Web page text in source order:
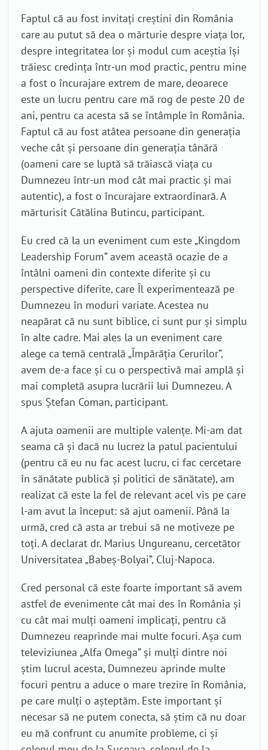
Faptul că au fost invitați creștini din România
care au putut să dea o mărturie despre viața lor,
despre integritatea lor și modul cum aceștia își
trăiesc credința într-un mod practic, pentru mine
a fost o încurajare extrem de mare, deoarece
este un lucru pentru care mă rog de peste 20 de
ani, pentru ca acesta să se întâmple în România.
Faptul că au fost atâtea persoane din generația
veche cât și persoane din generația tânără
(oameni care se luptă să trăiască viața cu
Dumnezeu într-un mod cât mai practic și mai
autentic), a fost o încurajare extraordinară. A
mărturisit Cătălina Butincu, participant.
Eu cred că la un eveniment cum este „Kingdom
Leadership Forum” avem această ocazie de a
întâlni oameni din contexte diferite și cu
perspective diferite, care Îl experimentează pe
Dumnezeu în moduri variate. Acestea nu
neapărat că nu sunt biblice, ci sunt pur și simplu
în alte cadre. Mai ales la un eveniment care
alege ca temă centrală „Împărăția Cerurilor”,
avem de-a face și cu o perspectivă mai amplă și
mai completă asupra lucrării lui Dumnezeu. A
spus Ștefan Coman, participant.
A ajuta oamenii are multiple valențe. Mi-am dat
seama că și dacă nu lucrez la patul pacientului
(pentru că eu nu fac acest lucru, ci fac cercetare
în sănătate publică și politici de sănătate), am
realizat că este la fel de relevant acel vis pe care
l-am avut la început: să ajut oamenii. Până la
urmă, cred că asta ar trebui să ne motiveze pe
toți. A declarat dr. Marius Ungureanu, cercetător
Universitatea „Babeș-Bolyai”, Cluj-Napoca.
Cred personal că este foarte important să avem
astfel de evenimente cât mai des în România și
cu cât mai mulți oameni implicați, pentru că
Dumnezeu reaprinde mai multe focuri. Așa cum
televiziunea „Alfa Omega” și mulți dintre noi
știm lucrul acesta, Dumnezeu aprinde multe
focuri pentru a aduce o mare trezire în România,
pe care mulți o așteptăm. Este important și
necesar să ne putem conecta, să știm că nu doar
eu mă confrunt cu anumite probleme, ci și